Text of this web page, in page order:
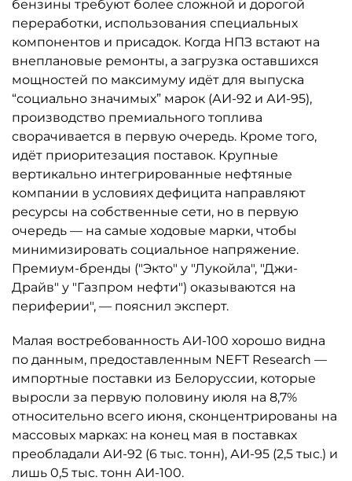
бензины требуют более сложной и дорогой
переработки, использования специальных
компонентов и присадок. Когда НПЗ встают на
внеплановые ремонты, а загрузка оставшихся
мощностей по максимуму идёт для выпуска
“социально значимых” марок (АИ-92 и АИ-95),
производство премиального топлива
сворачивается в первую очередь. Кроме того,
идёт приоритезация поставок. Крупные
вертикально интегрированные нефтяные
компании в условиях дефицита направляют
ресурсы на собственные сети, но в первую
очередь — на самые ходовые марки, чтобы
минимизировать социальное напряжение.
Премиум-бренды ("Экто" у "Лукойла", "Джи-
Драйв" у "Газпром нефти") оказываются на
периферии", — пояснил эксперт.
Малая востребованность АИ-100 хорошо видна
по данным, предоставленным NEFT Research —
импортные поставки из Белоруссии, которые
выросли за первую половину июля на 8,7%
относительно всего июня, сконцентрированы на
массовых марках: на конец мая в поставках
преобладали АИ-92 (6 тыс. тонн), АИ-95 (2,5 тыс.) и
лишь 0,5 тыс. тонн АИ-100.